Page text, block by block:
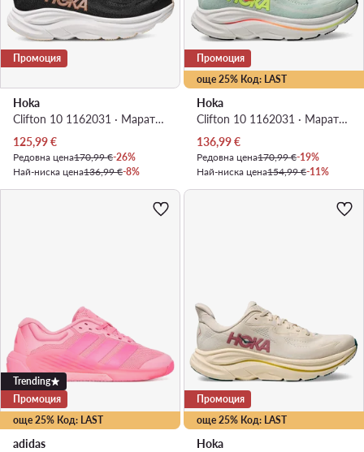
Промоция
Hoka
Clifton 10 1162031 · Маратонки за бягане
Актуална цена
125,99€
Редовна цена170,99 €-26%
Най-ниска цена136,99 €-8%
още 25% Код: LAST
Промоция
Hoka
Clifton 10 1162031 · Маратонки за бягане
Актуална цена
136,99€
Редовна цена170,99 €-19%
Най-ниска цена154,99 €-11%
още 25% Код: LAST
Trending
Промоция
adidas
още 25% Код: LAST
Промоция
Hoka